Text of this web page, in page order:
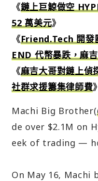
《鏈上巨鯨做空
52 萬美元》
《Friend.Tech 開發
END 代幣暴跌，麻
《麻吉大哥對鏈上偵
社群求援籌集律師費》
Machi Big Brother(
de over $2.1M on
eek of trading —
On May 16, Machi